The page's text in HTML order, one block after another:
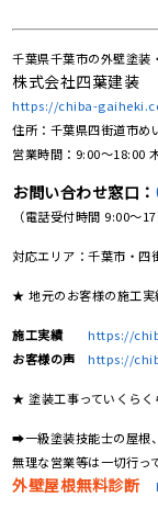
千葉県千葉市の外壁塗装
株式会社四葉建装
https://chiba-
住所：千葉県四街道市め
営業時間：9:00〜18:00
お問い合わせ窓口：
（電話受付時間 9:00〜
対応エリア：千葉市・四
★ 地元のお客様の施工実
施工実績
https://
お客様の声
https://
★ 塗装工事っていくらく
➡一級塗装技能士の屋根
無理な営業等は一切行っ
外壁屋根無料診断